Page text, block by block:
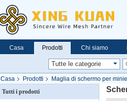
Casa Prodotti Chi siamo
Casa Prodotti Maglia di schermo per
Tutti i prodotti